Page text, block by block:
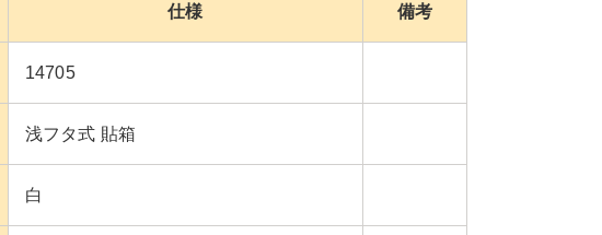
仕様 備考
14705
浅フタ式 貼箱
白